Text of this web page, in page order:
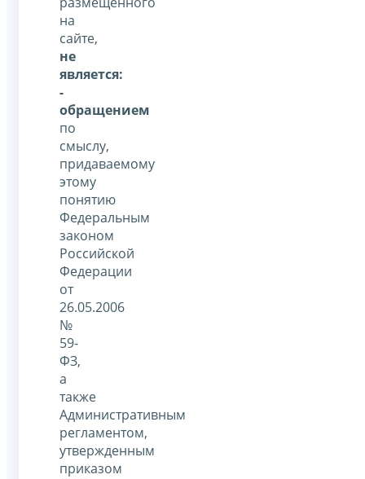
на
сайте,
не
является:
-
обращением
по
смыслу,
придаваемому
этому
понятию
Федеральным
законом
Российской
Федерации
от
26.05.2006
№
59-
ФЗ,
а
также
Административным
регламентом,
утвержденным
приказом